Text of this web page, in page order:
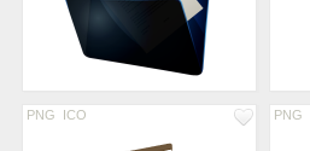
PNG ICO PNG